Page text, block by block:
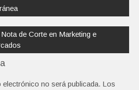
de Corte en Marketing e
no será publicada. Los